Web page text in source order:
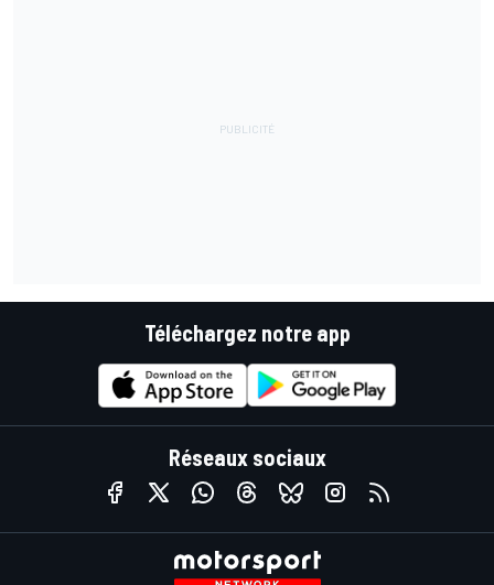
Téléchargez notre app
Réseaux sociaux